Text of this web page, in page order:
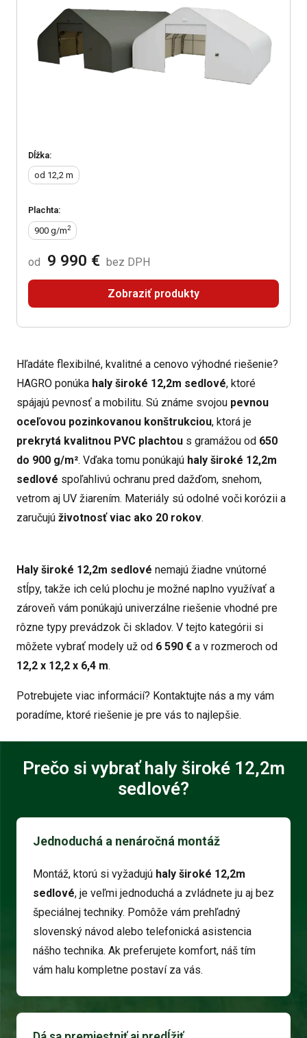
Dĺžka:
od 12,2 m
Plachta:
900 g/m2
od 9 990 € bez DPH
Zobraziť produkty
Hľadáte flexibilné, kvalitné a cenovo výhodné riešenie?
HAGRO ponúka haly široké 12,2m sedlové, ktoré
spájajú pevnosť a mobilitu. Sú známe svojou pevnou
oceľovou pozinkovanou konštrukciou, ktorá je
prekrytá kvalitnou PVC plachtou s gramážou od 650
do 900 g/m². Vďaka tomu ponúkajú haly široké 12,2m
sedlové spoľahlivú ochranu pred dažďom, snehom,
vetrom aj UV žiarením. Materiály sú odolné voči korózii a
zaručujú životnosť viac ako 20 rokov.
Haly široké 12,2m sedlové nemajú žiadne vnútorné
stĺpy, takže ich celú plochu je možné naplno využívať a
zároveň vám ponúkajú univerzálne riešenie vhodné pre
rôzne typy prevádzok či skladov. V tejto kategórii si
môžete vybrať modely už od 6 590 € a v rozmeroch od
12,2 x 12,2 x 6,4 m.
Potrebujete viac informácií? Kontaktujte nás a my vám
poradíme, ktoré riešenie je pre vás to najlepšie.
Prečo si vybrať haly široké 12,2m
sedlové?
Jednoduchá a nenáročná montáž
Montáž, ktorú si vyžadujú haly široké 12,2m
sedlové, je veľmi jednoduchá a zvládnete ju aj bez
špeciálnej techniky. Pomôže vám prehľadný
slovenský návod alebo telefonická asistencia
nášho technika. Ak preferujete komfort, náš tím
vám halu kompletne postaví za vás.